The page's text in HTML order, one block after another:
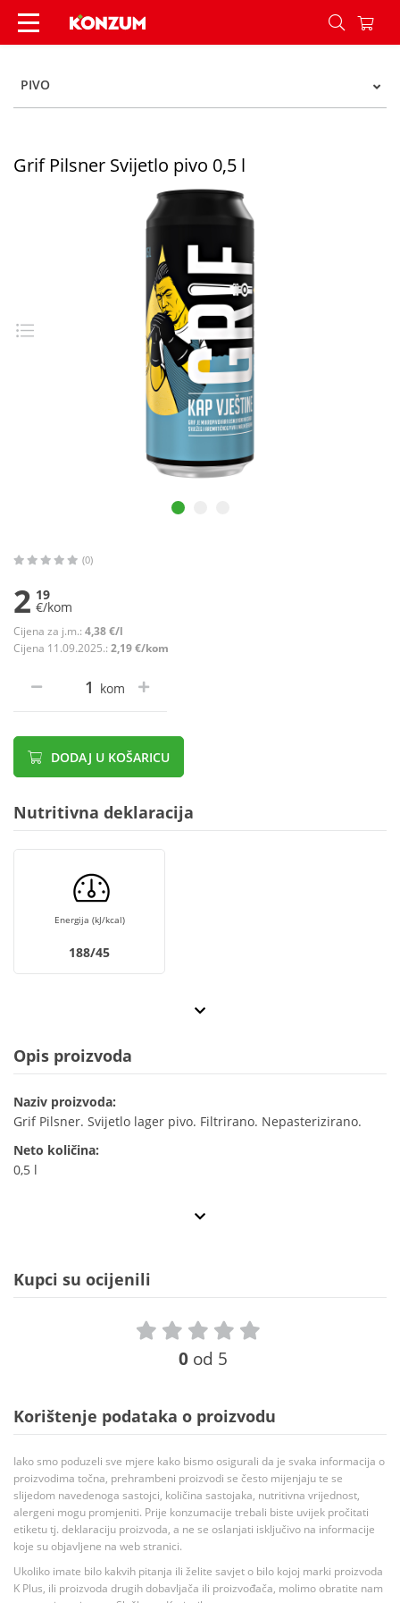
Grif Pilsner Svijetlo pivo 0,5 l - Konzum
PIVO
Grif Pilsner Svijetlo pivo 0,5 l
(0)
2 19
€/kom
Cijena za j.m.: 4,38 €/l
Cijena 11.09.2025.: 2,19 €/kom
kom
DODAJ U KOŠARICU
Nutritivna deklaracija
Energija (kJ/kcal)
188/45
Opis proizvoda
Naziv proizvoda:
Grif Pilsner. Svijetlo lager pivo. Filtrirano. Nepasterizirano.
Neto količina:
0,5 l
Kupci su ocijenili
0 od 5
Korištenje podataka o proizvodu
Iako smo poduzeli sve mjere kako bismo osigurali da je svaka informacija o
proizvodima točna, prehrambeni proizvodi se često mijenjaju te se
slijedom navedenoga sastojci, količina sastojaka, nutritivna vrijednost,
alergeni mogu promjeniti. Prije konzumacije trebali biste uvijek pročitati
etiketu tj. deklaraciju proizvoda, a ne se oslanjati isključivo na informacije
koje su objavljene na web stranici.
Ukoliko imate bilo kakvih pitanja ili želite savjet o bilo kojoj marki proizvoda
K Plus, ili proizvoda drugih dobavljača ili proizvođača, molimo obratite nam